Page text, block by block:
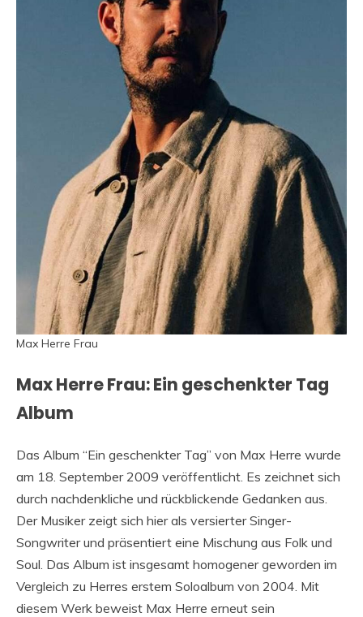
Max Herre Frau
Max Herre Frau: Ein geschenkter Tag
Album
Das Album “Ein geschenkter Tag” von Max Herre wurde
am 18. September 2009 veröffentlicht. Es zeichnet sich
durch nachdenkliche und rückblickende Gedanken aus.
Der Musiker zeigt sich hier als versierter Singer-
Songwriter und präsentiert eine Mischung aus Folk und
Soul. Das Album ist insgesamt homogener geworden im
Vergleich zu Herres erstem Soloalbum von 2004. Mit
diesem Werk beweist Max Herre erneut sein